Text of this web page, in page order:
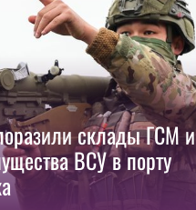
склады ГСМ и
ВСУ в порту